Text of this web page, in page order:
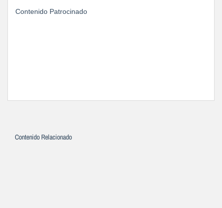
Contenido Patrocinado
Contenido Relacionado